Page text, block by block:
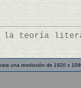
la teoría
una resolución de 1920 x